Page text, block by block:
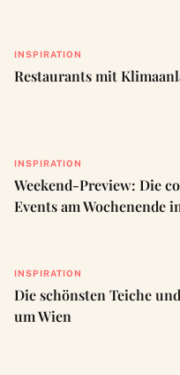
INSPIRATION
Restaurants mit
INSPIRATION
Weekend-Preview: Die
Events am Wochenende
INSPIRATION
Die schönsten Teiche
um Wien